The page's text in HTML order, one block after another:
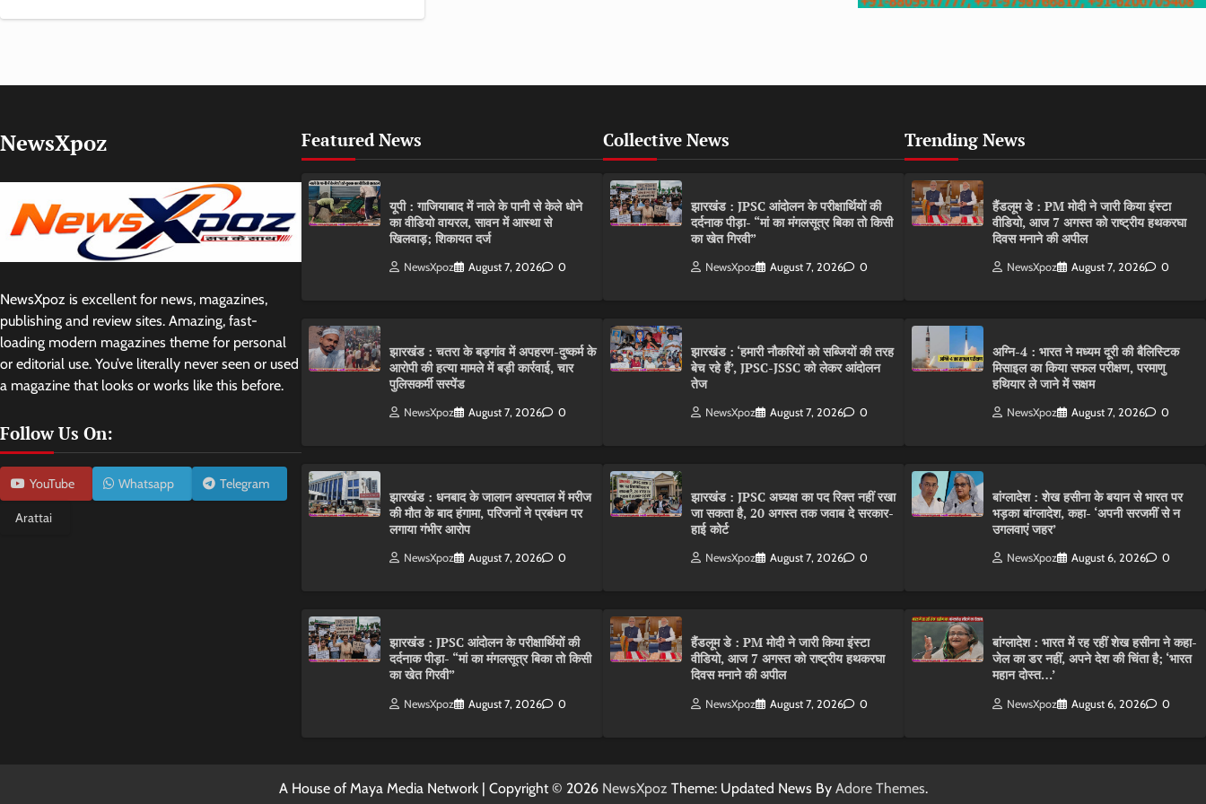
NewsXpoz
NewsXpoz is excellent for news, magazines,
publishing and review sites. Amazing, fast-
loading modern magazines theme for personal
or editorial use. You’ve literally never seen or used
a magazine that looks or works like this before.
Follow Us On:
YouTube Whatsapp Telegram
Arattai
Featured News
यूपी : गाजियाबाद में नाले के पानी से केले धोने
का वीडियो वायरल, सावन में आस्था से
खिलवाड़; शिकायत दर्ज
NewsXpoz August 7, 2026 0
झारखंड : चतरा के बड़गांव में अपहरण-दुष्कर्म के
आरोपी की हत्या मामले में बड़ी कार्रवाई, चार
पुलिसकर्मी सस्पेंड
NewsXpoz August 7, 2026 0
झारखंड : धनबाद के जालान अस्पताल में मरीज
की मौत के बाद हंगामा, परिजनों ने प्रबंधन पर
लगाया गंभीर आरोप
NewsXpoz August 7, 2026 0
झारखंड : JPSC आंदोलन के परीक्षार्थियों की
दर्दनाक पीड़ा- “मां का मंगलसूत्र बिका तो किसी
का खेत गिरवी”
NewsXpoz August 7, 2026 0
Collective News
झारखंड : JPSC आंदोलन के परीक्षार्थियों की
दर्दनाक पीड़ा- “मां का मंगलसूत्र बिका तो किसी
का खेत गिरवी”
NewsXpoz August 7, 2026 0
झारखंड : ‘हमारी नौकरियों को सब्जियों की तरह
बेच रहे हैं’, JPSC-JSSC को लेकर आंदोलन
तेज
NewsXpoz August 7, 2026 0
झारखंड : JPSC अध्यक्ष का पद रिक्त नहीं रखा
जा सकता है, 20 अगस्त तक जवाब दे सरकार-
हाई कोर्ट
NewsXpoz August 7, 2026 0
हैंडलूम डे : PM मोदी ने जारी किया इंस्टा
वीडियो, आज 7 अगस्त को राष्ट्रीय हथकरघा
दिवस मनाने की अपील
NewsXpoz August 7, 2026 0
Trending News
हैंडलूम डे : PM मोदी ने जारी किया इंस्टा
वीडियो, आज 7 अगस्त को राष्ट्रीय हथकरघा
दिवस मनाने की अपील
NewsXpoz August 7, 2026 0
अग्नि-4 : भारत ने मध्यम दूरी की बैलिस्टिक
मिसाइल का किया सफल परीक्षण, परमाणु
हथियार ले जाने में सक्षम
NewsXpoz August 7, 2026 0
बांग्लादेश : शेख हसीना के बयान से भारत पर
भड़का बांग्लादेश, कहा- ‘अपनी सरजमीं से न
उगलवाएं जहर’
NewsXpoz August 6, 2026 0
बांग्लादेश : भारत में रह रहीं शेख हसीना ने कहा-
जेल का डर नहीं, अपने देश की चिंता है; ‘भारत
महान दोस्त…’
NewsXpoz August 6, 2026 0
A House of Maya Media Network | Copyright © 2026 NewsXpoz Theme: Updated News By Adore Themes.